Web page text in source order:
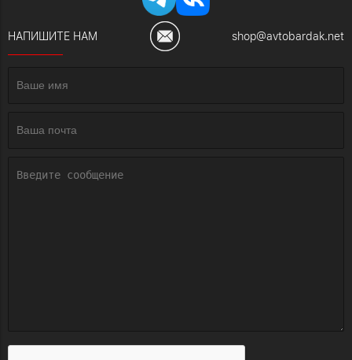
НАПИШИТЕ НАМ shop@avtobardak.net